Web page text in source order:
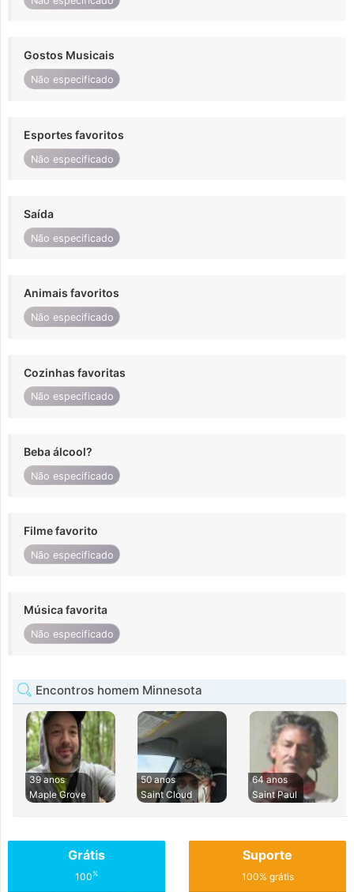
Gostos Musicais
Não especificado
Esportes favoritos
Não especificado
Saída
Não especificado
Animais favoritos
Não especificado
Cozinhas favoritas
Não especificado
Beba álcool?
Não especificado
Filme favorito
Não especificado
Música favorita
Não especificado
Encontros homem Minnesota
39 anos
Maple Grove
50 anos
Saint Cloud
64 anos
Saint Paul
Grátis
100%
Suporte
100% grátis